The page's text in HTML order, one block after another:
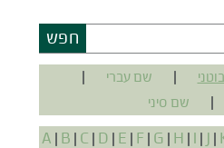
חפש
| שם עברי
|
| שם סיני
A | B | C | D | E | F | G | H | I | J |